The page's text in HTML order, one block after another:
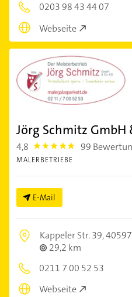
0203 98 43 44 07
Webseite
Jörg Schmitz GmbH
4,8 4.8 99
MALERBETRIEBE
E-Mail
Kappeler Str. 39,
29,2 km
0211 7 00 52 53
Webseite